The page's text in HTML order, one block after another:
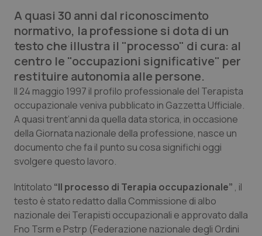
Lettere al direttore
Edizioni Regionali
QS Pro
Professionisti Sanitari.AI
Abruzzo
Basilicata
Calabria
Campania
QS Pro Gold
Artrite & artrosi
Asma & BPCO
Car-T
QS Club Newsletter
A quasi 30 anni dal riconoscimento
normativo, la professione si dota di un
testo che illustra il "processo" di cura: al
centro le "occupazioni significative" per
restituire autonomia alle persone.
Il 24 maggio 1997 il profilo professionale del Terapista
occupazionale veniva pubblicato in Gazzetta Ufficiale.
A quasi trent’anni da quella data storica, in occasione
della Giornata nazionale della professione, nasce un
documento che fa il punto su cosa significhi oggi
svolgere questo lavoro.
Intitolato “Il processo di Terapia occupazionale” , il
testo è stato redatto dalla Commissione di albo
nazionale dei Terapisti occupazionali e approvato dalla
Fno Tsrm e Pstrp (Federazione nazionale degli Ordini